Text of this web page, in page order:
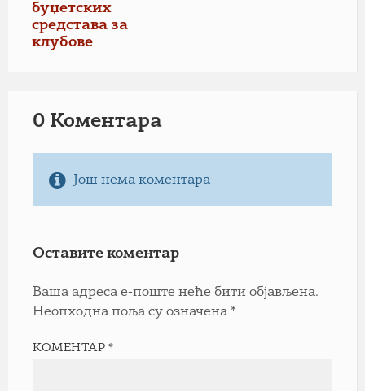
буџетских
средстава за
клубове
0 Коментарa
Још нема коментара
Оставите коментар
Ваша адреса е-поште неће бити објављена.
Неопходна поља су означена *
КОМЕНТАР*